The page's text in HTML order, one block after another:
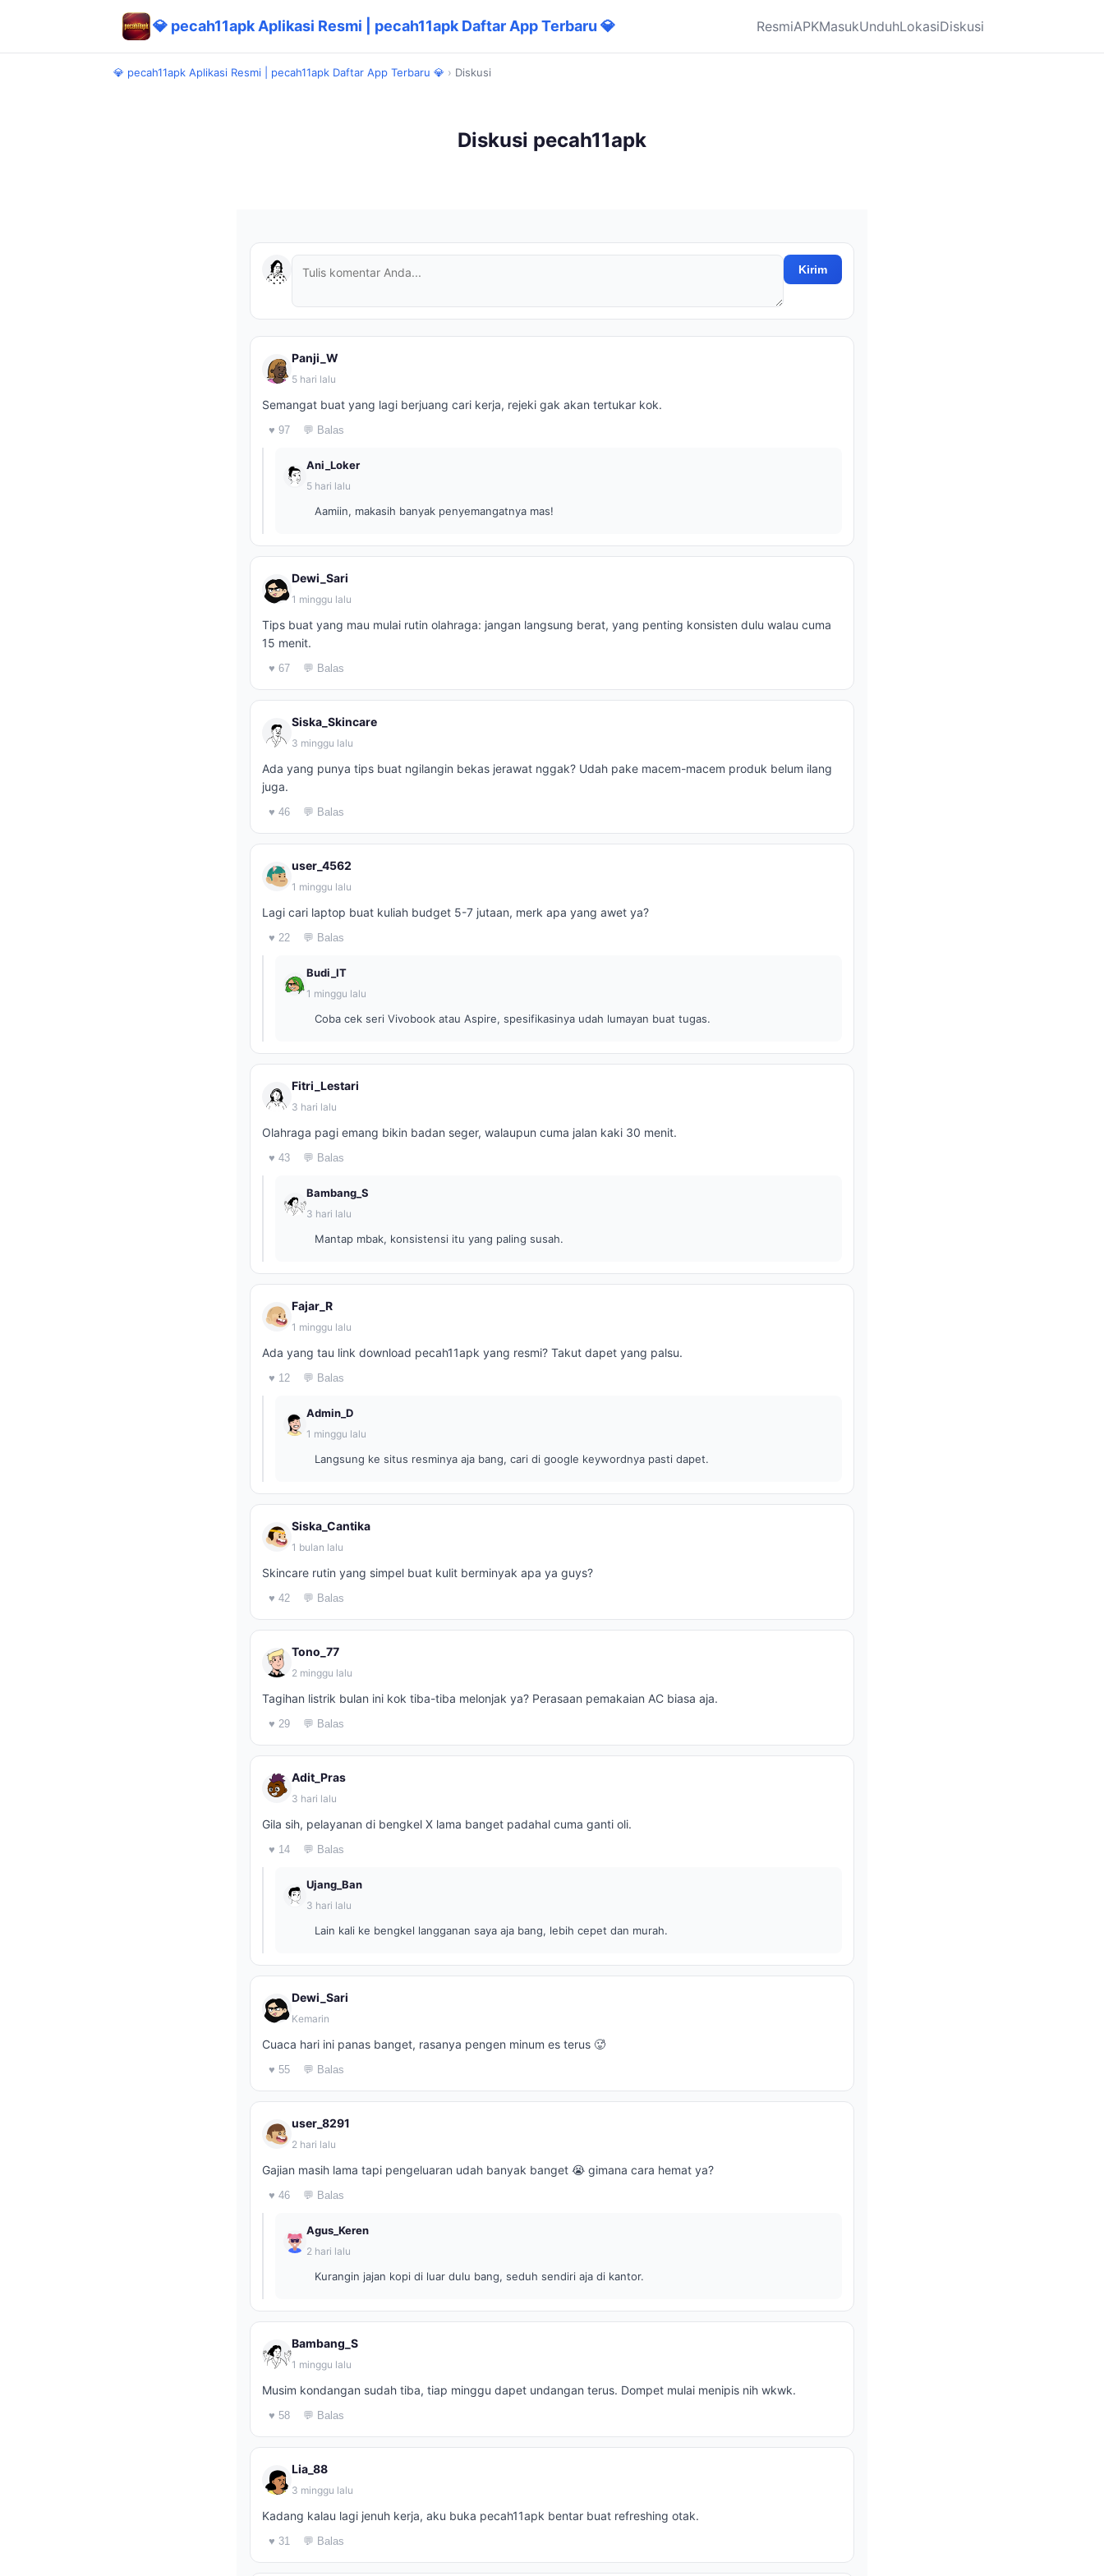
💎 pecah11apk Aplikasi Resmi | pecah11apk Daftar App Terbaru 💎 ResmiAPKMasukUnduhLokasiDiskusi
💎 pecah11apk Aplikasi Resmi | pecah11apk Daftar App Terbaru 💎 › Diskusi
Diskusi pecah11apk
Kirim
Panji_W
5 hari lalu
Semangat buat yang lagi berjuang cari kerja, rejeki gak akan tertukar kok.
♥ 97 💬 Balas
Ani_Loker
5 hari lalu
Aamiin, makasih banyak penyemangatnya mas!
Dewi_Sari
1 minggu lalu
Tips buat yang mau mulai rutin olahraga: jangan langsung berat, yang penting konsisten dulu walau cuma
15 menit.
♥ 67 💬 Balas
Siska_Skincare
3 minggu lalu
Ada yang punya tips buat ngilangin bekas jerawat nggak? Udah pake macem-macem produk belum ilang
juga.
♥ 46 💬 Balas
user_4562
1 minggu lalu
Lagi cari laptop buat kuliah budget 5-7 jutaan, merk apa yang awet ya?
♥ 22 💬 Balas
Budi_IT
1 minggu lalu
Coba cek seri Vivobook atau Aspire, spesifikasinya udah lumayan buat tugas.
Fitri_Lestari
3 hari lalu
Olahraga pagi emang bikin badan seger, walaupun cuma jalan kaki 30 menit.
♥ 43 💬 Balas
Bambang_S
3 hari lalu
Mantap mbak, konsistensi itu yang paling susah.
Fajar_R
1 minggu lalu
Ada yang tau link download pecah11apk yang resmi? Takut dapet yang palsu.
♥ 12 💬 Balas
Admin_D
1 minggu lalu
Langsung ke situs resminya aja bang, cari di google keywordnya pasti dapet.
Siska_Cantika
1 bulan lalu
Skincare rutin yang simpel buat kulit berminyak apa ya guys?
♥ 42 💬 Balas
Tono_77
2 minggu lalu
Tagihan listrik bulan ini kok tiba-tiba melonjak ya? Perasaan pemakaian AC biasa aja.
♥ 29 💬 Balas
Adit_Pras
3 hari lalu
Gila sih, pelayanan di bengkel X lama banget padahal cuma ganti oli.
♥ 14 💬 Balas
Ujang_Ban
3 hari lalu
Lain kali ke bengkel langganan saya aja bang, lebih cepet dan murah.
Dewi_Sari
Kemarin
Cuaca hari ini panas banget, rasanya pengen minum es terus 🥵
♥ 55 💬 Balas
user_8291
2 hari lalu
Gajian masih lama tapi pengeluaran udah banyak banget 😭 gimana cara hemat ya?
♥ 46 💬 Balas
Agus_Keren
2 hari lalu
Kurangin jajan kopi di luar dulu bang, seduh sendiri aja di kantor.
Bambang_S
1 minggu lalu
Musim kondangan sudah tiba, tiap minggu dapet undangan terus. Dompet mulai menipis nih wkwk.
♥ 58 💬 Balas
Lia_88
3 minggu lalu
Kadang kalau lagi jenuh kerja, aku buka pecah11apk bentar buat refreshing otak.
♥ 31 💬 Balas